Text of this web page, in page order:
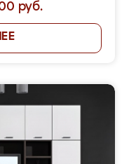
руб.